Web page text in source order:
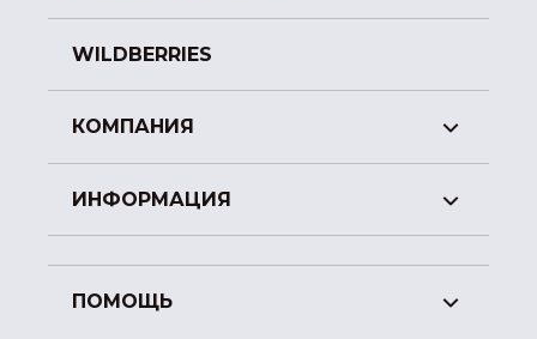
WILDBERRIES
КОМПАНИЯ
ИНФОРМАЦИЯ
ПОМОЩЬ